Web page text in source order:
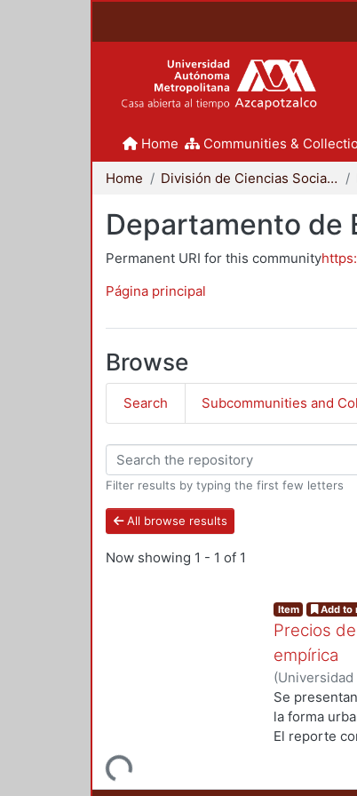
Home Communities &
Home División de Ciencias Sociales y Humanidades
Departamento de
Permanent URI for this community
Página principal
Browse
Search Subcommunities and
Filter results by typing the first few letters
All browse results
Now showing 1 - 1 of 1
Loading...
Item Add to
Precios
empírica
(
Se
la forma
El reporte